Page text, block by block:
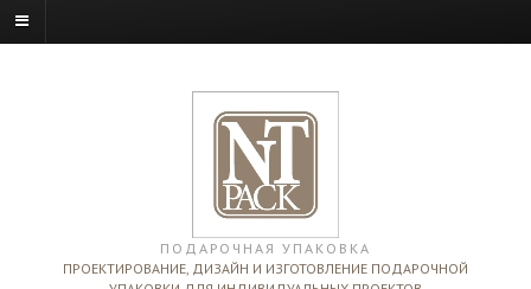
ПОДАРОЧНАЯ УПАКОВКА
ПРОЕКТИРОВАНИЕ, ДИЗАЙН И ИЗГОТОВЛЕНИЕ ПОДАРОЧНОЙ